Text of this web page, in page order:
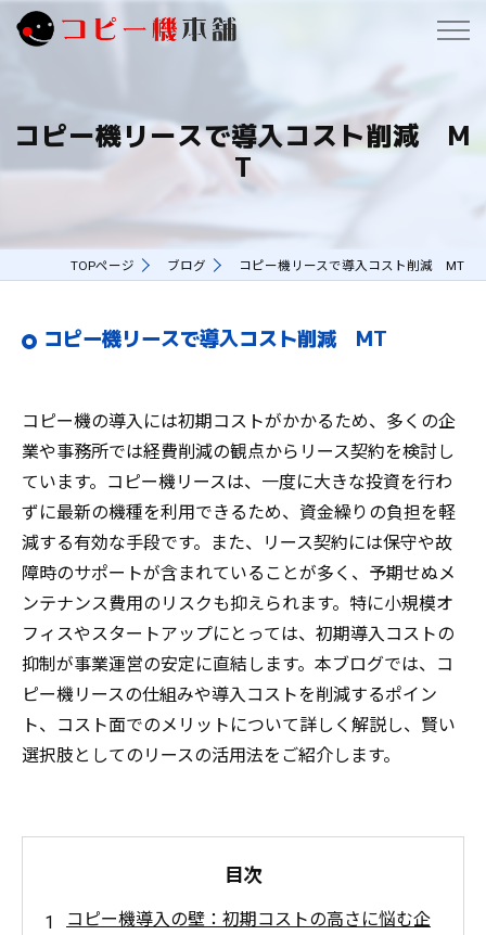
コピー機リースで導入コスト削減 M
T
TOPページ ブログ コピー機リースで導入コスト削減 MT
コピー機リースで導入コスト削減 MT
コピー機の導入には初期コストがかかるため、多くの企
業や事務所では経費削減の観点からリース契約を検討し
ています。コピー機リースは、一度に大きな投資を行わ
ずに最新の機種を利用できるため、資金繰りの負担を軽
減する有効な手段です。また、リース契約には保守や故
障時のサポートが含まれていることが多く、予期せぬメ
ンテナンス費用のリスクも抑えられます。特に小規模オ
フィスやスタートアップにとっては、初期導入コストの
抑制が事業運営の安定に直結します。本ブログでは、コ
ピー機リースの仕組みや導入コストを削減するポイン
ト、コスト面でのメリットについて詳しく解説し、賢い
選択肢としてのリースの活用法をご紹介します。
目次
コピー機導入の壁：初期コストの高さに悩む企